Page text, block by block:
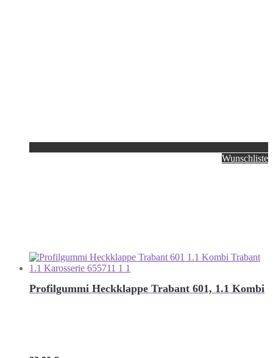
Wunschliste
Profilgummi Heckklappe Trabant 601, 1.1 Kombi